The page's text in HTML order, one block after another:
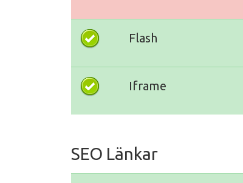
Flash
Iframe
SEO Länkar